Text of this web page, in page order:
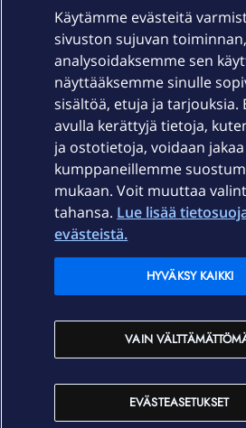
Laitteet & liittymät
Palvelut
Ajankohtaista
Elisa Oyj
In English
Käytämme evästeitä
sivuston sujuvan toiminnan,
analysoidaksemme sen
näyttääksemme sinulle
sisältöä, etuja ja tarjouksia.
avulla kerättyjä tietoja,
ja ostotietoja, voidaan jakaa
kumppaneillemme
mukaan. Voit muuttaa
tahansa. Lue lisää
evästeistä.
EVÄSTEASETUKSET
VAIN
HYVÄKSY KAIKKI